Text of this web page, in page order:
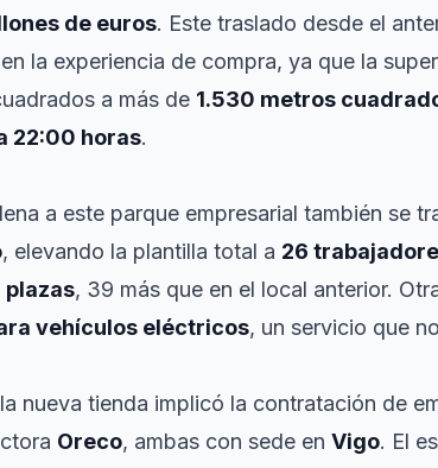
de euros. Este traslado desde el
la experiencia de compra, ya que la
a más de 1.530 metros
22:00 horas.
a este parque empresarial también se
, elevando la plantilla total a 26
plazas, 39 más que en el local anterior.
vehículos eléctricos, un servicio que
nueva tienda implicó la contratación de
Oreco, ambas con sede en Vigo. El